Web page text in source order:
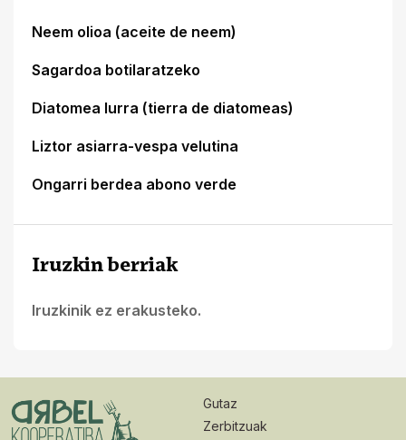
Neem olioa (aceite de neem)
Sagardoa botilaratzeko
Diatomea lurra (tierra de diatomeas)
Liztor asiarra-vespa velutina
Ongarri berdea abono verde
Iruzkin berriak
Iruzkinik ez erakusteko.
Gutaz
Zerbitzuak